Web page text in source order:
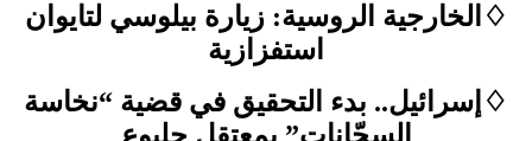
♢الخارجية الروسية: زيارة بيلوسي لتايوان
استفزازية
♢إسرائيل.. بدء التحقيق في قضية “نخاسة